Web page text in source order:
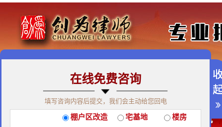
免费咨询热线：400-900-9881
经典案例 | 律师团队 拆迁维权 | 征地维权
在线免费咨询
填写咨询内容后提交，我们会主动给您回电
棚户区改造 宅基地
楼房